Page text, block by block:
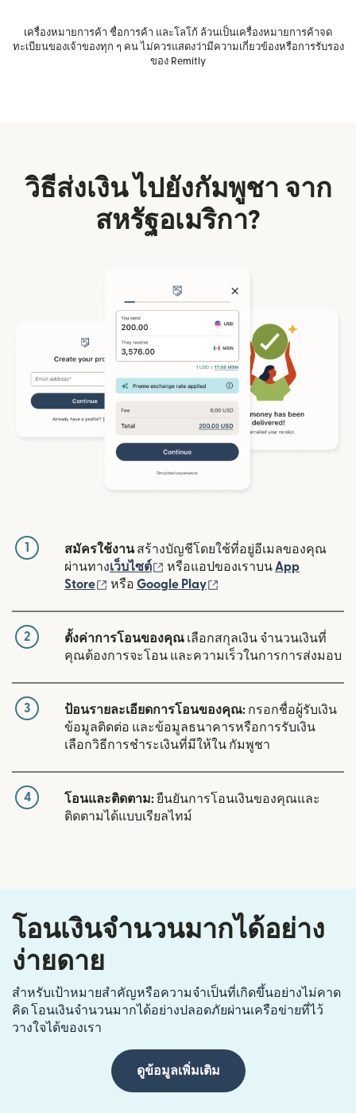
เครื่องหมายการค้า ชื่อการค้า และโลโก้ ล้วนเป็นเครื่องหมายการค้าจด
ทะเบียนของเจ้าของทุก ๆ คน ไม่ควรแสดงว่ามีความเกี่ยวข้องหรือการรับรอง
ของ Remitly
วิธีส่งเงิน ไปยังกัมพูชา จาก
สหรัฐอเมริกา?
1 สมัครใช้งานสร้างบัญชีโดยใช้ที่อยู่อีเมลของคุณ
ผ่านทางเว็บไซต์ (เปิดในหน้าต่างใหม่)
หรือแอปของเราบน App
Store
(เปิดในหน้าต่างใหม่)
หรือ Google Play
2 ตั้งค่าการโอนของคุณ เลือกสกุลเงิน จำนวนเงินที่
คุณต้องการจะโอน และความเร็วในการการส่งมอบ
3 ป้อนรายละเอียดการโอนของคุณ: กรอกชื่อผู้รับเงิน
ข้อมูลติดต่อ และข้อมูลธนาคารหรือการรับเงิน
เลือกวิธีการชำระเงินที่มีให้ใน กัมพูชา
4 โอนและติดตาม:ยืนยันการโอนเงินของคุณและ
ติดตามได้แบบเรียลไทม์
โอนเงินจำนวนมากได้อย่าง
ง่ายดาย
สำหรับเป้าหมายสำคัญหรือความจำเป็นที่เกิดขึ้นอย่างไม่คาด
คิด โอนเงินจำนวนมากได้อย่างปลอดภัยผ่านเครือข่ายที่ไว้
วางใจได้ของเรา
ดูข้อมูลเพิ่มเติม